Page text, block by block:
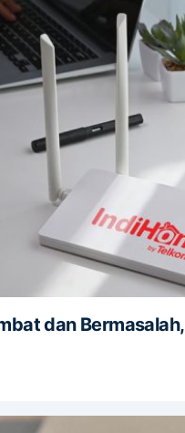
dan Bermasalah,